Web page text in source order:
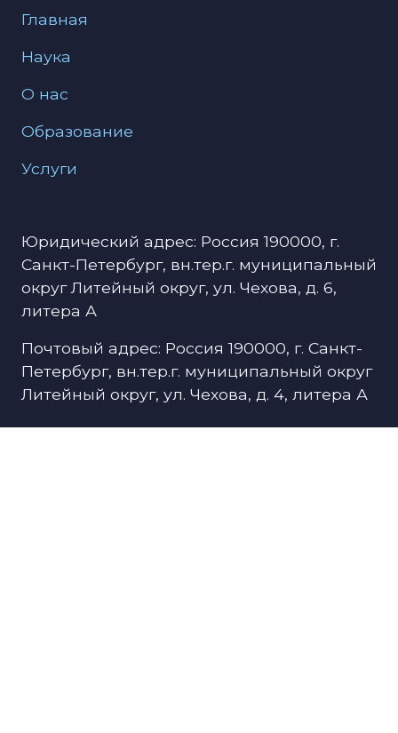
Меню для подвала
Главная
Наука
О нас
Образование
Услуги
Юридический адрес: Россия 190000, г.
Санкт-Петербург, вн.тер.г. муниципальный
округ Литейный округ, ул. Чехова, д. 6,
литера А
Почтовый адрес: Россия 190000, г. Санкт-
Петербург, вн.тер.г. муниципальный округ
Литейный округ, ул. Чехова, д. 4, литера А